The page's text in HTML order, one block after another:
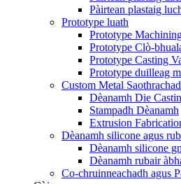
Pàirtean plastaig
Prototype luath
Prototype
Prototype Clò-
Prototype Casting
Prototype duilleag
Custom Metal
Dèanamh Die
Stampadh Dèanamh
Extrusion
Dèanamh silicone agus
Dèanamh silicone
Dèanamh rubair
Co-chruinneachadh agus